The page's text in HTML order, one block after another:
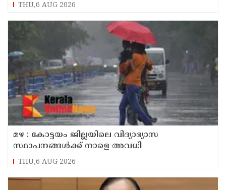
THU,6 AUG 2026
മഴ : കോട്ടയം ജില്ലയിലെ വിദ്യാഭ്യാസ
സ്ഥാപനങ്ങൾക്ക് നാളെ അവധി
THU,6 AUG 2026